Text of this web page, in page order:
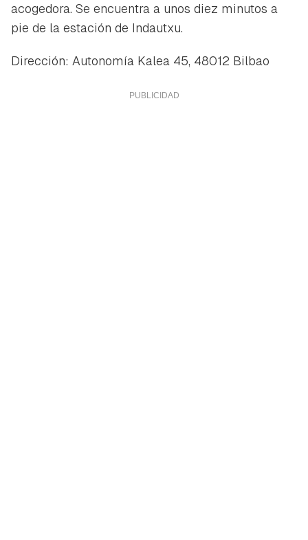
acogedora. Se encuentra a unos diez minutos a
pie de la estación de Indautxu.
Dirección: Autonomía Kalea 45, 48012 Bilbao